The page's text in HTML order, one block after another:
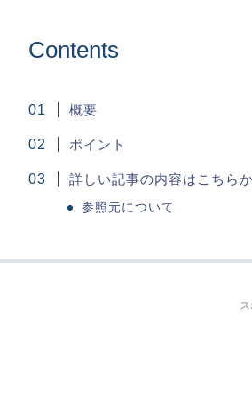
Contents
概要
ポイント
詳しい記事の内容はこちら
参照元について